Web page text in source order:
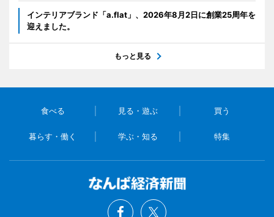
インテリアブランド「a.flat」、2026年8月2日に創業25周年を
迎えました。
もっと見る
食べる 見る・遊ぶ 買う
暮らす・働く 学ぶ・知る 特集